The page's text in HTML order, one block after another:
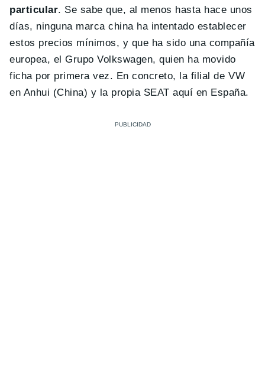
particular. Se sabe que, al menos hasta hace unos
días, ninguna marca china ha intentado establecer
estos precios mínimos, y que ha sido una compañía
europea, el Grupo Volkswagen, quien ha movido
ficha por primera vez. En concreto, la filial de VW
en Anhui (China) y la propia SEAT aquí en España.